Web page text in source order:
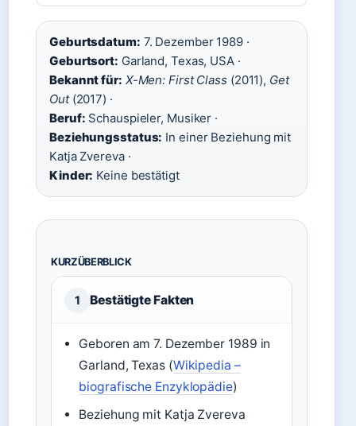
Geburtsdatum: 7. Dezember 1989 ·
Geburtsort: Garland, Texas, USA ·
Bekannt für: X-Men: First Class(2011), Get
Out(2017) ·
Beruf: Schauspieler, Musiker ·
Beziehungsstatus: In einer Beziehung mit
Katja Zvereva ·
Kinder: Keine bestätigt
KURZÜBERBLICK
1 Bestätigte Fakten
Geboren am 7. Dezember 1989 in
Garland, Texas (Wikipedia –
biografische Enzyklopädie)
Beziehung mit Katja Zvereva